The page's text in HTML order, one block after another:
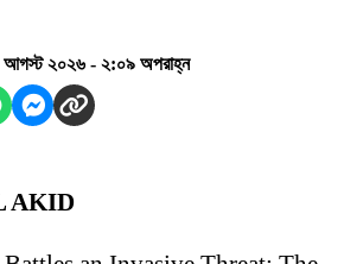
আগস্ট ২০২৬ - ২:০৯ অপরাহ্ন
AKID